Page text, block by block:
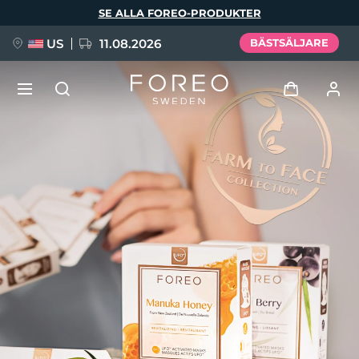
SE ALLA FOREO-PRODUKTER
US 11.08.2026 BÄSTSÄLJARE
Logga in
Användarprofil
Mina enheter
Mina beställningar
Mina adresser
Mina prenumerationer
FAQ™ Pure Beauty-Tech Elixir
BREAKING NEWS
issa™ Teeth Whitening Set
English Deutsch
Español
Français
Italiano
Português
Polski
Svenska
Русский
简体中文 繁體中文